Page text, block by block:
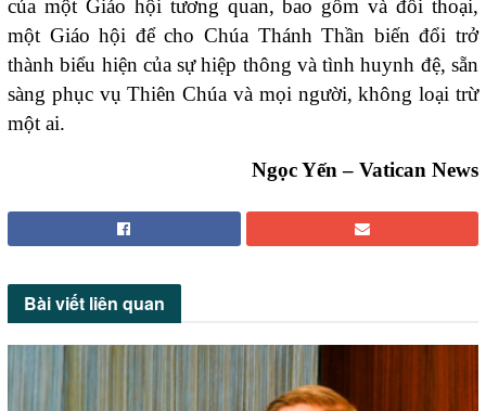
của một Giáo hội tương quan, bao gồm và đối thoại,
một Giáo hội để cho Chúa Thánh Thần biến đổi trở
thành biểu hiện của sự hiệp thông và tình huynh đệ, sẵn
sàng phục vụ Thiên Chúa và mọi người, không loại trừ
một ai.
Ngọc Yến – Vatican News
Bài viết liên quan